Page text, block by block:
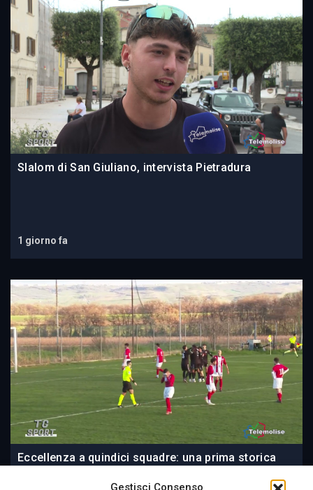
Gestisci Consenso
Slalom di San Giuliano, intervista Pietradura
1 giorno fa
Eccellenza a quindici squadre: una prima storica